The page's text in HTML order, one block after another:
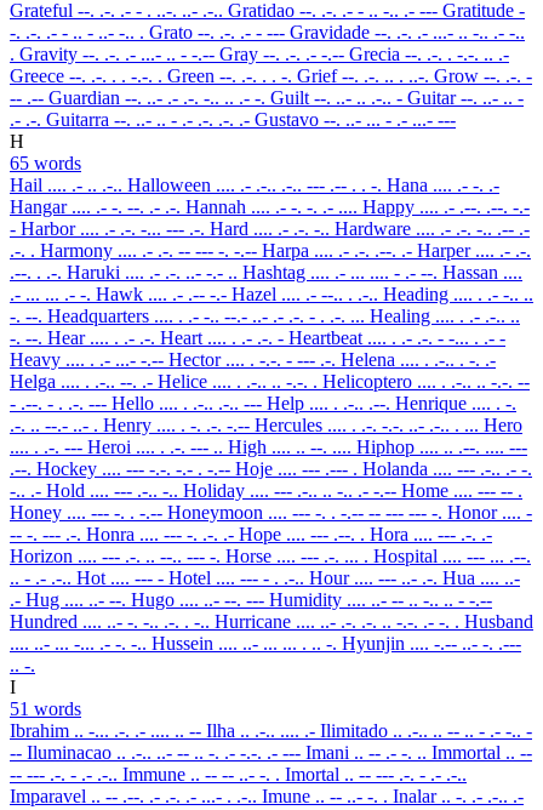
Grateful --. .-. .- - . ..-. ..- .-.. Gratidao --. .-. .- - .. -.. .- --- Gratitude -
-. .-. .- - .. - ..- -.. . Grato --. .-. .- - --- Gravidade --. .-. .- ...- .. -.. .- -..
. Gravity --. .-. .- ...- .. - -.-- Gray --. .-. .- -.-- Grecia --. .-. . -.-. .. .-
Greece --. .-. . . -.-. . Green --. .-. . . -. Grief--. .-. .. . ..-. Grow --. .-. -
-- .-- Guardian --. ..- .- .-. -.. .. .- -. Guilt --. ..- .. .-.. - Guitar--. ..- .. -
.- .-. Guitarra --. ..- .. - .- .-. .-. .- Gustavo --. ..- ... - .- ...- ---
H
65 words
Hail .... .- .. .-.. Halloween .... .- .-.. .-.. --- .-- . . -. Hana .... .- -. .-
Hangar .... .- -. --. .- .-. Hannah .... .- -. -. .- .... Happy .... .- .--. .--. -.-
- Harbor .... .- .-. -... --- .-. Hard .... .- .-. -.. Hardware .... .- .-. -.. .-- .-
.-. . Harmony .... .- .-. -- --- -. -.-- Harpa .... .- .-. .--. .- Harper .... .- .-.
.--. . .-. Haruki .... .- .-. ..- -.- .. Hashtag .... .- ... .... - .- --. Hassan ....
.- ... ... .- -. Hawk .... .- .-- -.- Hazel .... .- --.. . .-.. Heading .... . .- -.. ..
-. --. Headquarters .... . .- -.. --.- ..- .- .-. - . .-. ... Healing .... . .- .-.. ..
-. --. Hear .... . .- .-. Heart .... . .- .-. - Heartbeat .... . .- .-. - -... . .- -
Heavy .... . .- ...- -.-- Hector .... . -.-. - --- .-. Helena .... . .-.. . -. .-
Helga .... . .-.. --. .- Helice .... . .-.. .. -.-. . Helicoptero .... . .-.. .. -.-. --
- .--. - . .-. --- Hello .... . .-.. .-.. --- Help .... . .-.. .--. Henrique .... . -.
.-. .. --.- ..- . Henry .... . -. .-. -.-- Hercules .... . .-. -.-. ..- .-.. . ... Hero
.... . .-. --- Heroi .... . .-. --- .. High .... .. --. .... Hiphop .... .. .--. .... ---
.--. Hockey .... --- -.-. -.- . -.-- Hoje .... --- .--- . Holanda .... --- .-.. .- -.
-.. .- Hold .... --- .-.. -.. Holiday .... --- .-.. .. -.. .- -.-- Home .... --- -- .
Honey .... --- -. . -.-- Honeymoon .... --- -. . -.-- -- --- --- -. Honor .... -
-- -. --- .-. Honra .... --- -. .-. .- Hope .... --- .--. . Hora .... --- .-. .-
Horizon .... --- .-. .. --.. --- -. Horse .... --- .-. ... . Hospital .... --- ... .--.
.. - .- .-.. Hot .... --- - Hotel .... --- - . .-.. Hour .... --- ..- .-. Hua .... ..-
.- Hug .... ..- --. Hugo .... ..- --. --- Humidity .... ..- -- .. -.. .. - -.--
Hundred .... ..- -. -.. .-. . -.. Hurricane .... ..- .-. .-. .. -.-. .- -. . Husband
.... ..- ... -... .- -. -.. Hussein .... ..- ... ... . .. -. Hyunjin .... -.-- ..- -. .---
.. -.
I
51 words
Ibrahim .. -... .-. .- .... .. -- Ilha .. .-.. .... .- Ilimitado .. .-.. .. -- .. - .- -.. -
-- Iluminacao .. .-.. ..- -- .. -. .- -.-. .- --- Imani .. -- .- -. .. Immortal .. --
-- --- .-. - .- .-.. Immune .. -- -- ..- -. . Imortal .. -- --- .-. - .- .-..
Imparavel .. -- .--. .- .-. .- ...- . .-.. Imune .. -- ..- -. . Inalar .. -. .- .-.. .-